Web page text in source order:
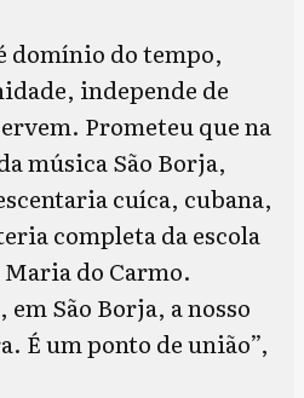
domínio do tempo,
independe de
Prometeu que na
música São Borja,
cuíca, cubana,
completa da escola
do Carmo.
São Borja, a nosso
É um ponto de união”,